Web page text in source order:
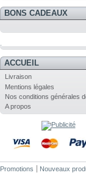
BONS CADEAUX
ACCUEIL
Livraison
Mentions légales
Nos conditions générales
A propos
Promotions Nouveaux